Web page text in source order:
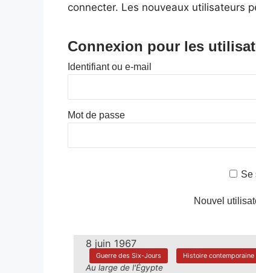
connecter. Les nouveaux utilisateurs
Connexion pour les
Identifiant ou e-mail
Mot de passe
Se
Nouvel
8 juin 1967
Guerre des Six-Jours Histoire
Au large de l'Égypte